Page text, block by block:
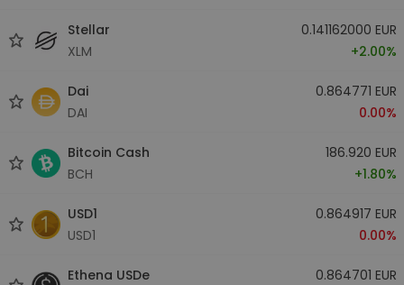
Stellar
XLM
0.141162000 EUR
+2.00%
Dai
DAI
0.864771 EUR
0.00%
Bitcoin Cash
BCH
186.920 EUR
+1.80%
USD1
USD1
0.864917 EUR
0.00%
Ethena USDe
0.864701 EUR